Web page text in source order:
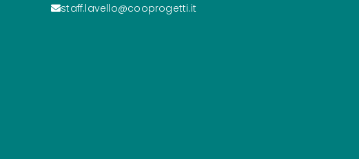
staff.lavello@cooprogetti.it